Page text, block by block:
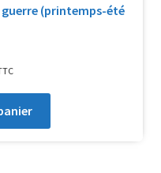
(printemps-été